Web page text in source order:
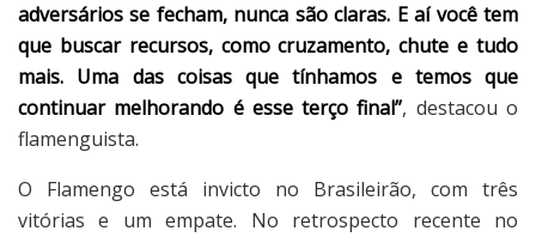
adversários se fecham, nunca são claras. E aí você tem
que buscar recursos, como cruzamento, chute e tudo
mais. Uma das coisas que tínhamos e temos que
continuar melhorando é esse terço final”, destacou o
flamenguista.
O Flamengo está invicto no Brasileirão, com três
vitórias e um empate. No retrospecto recente no